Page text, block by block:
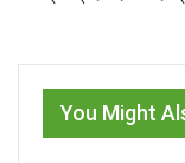
You Might